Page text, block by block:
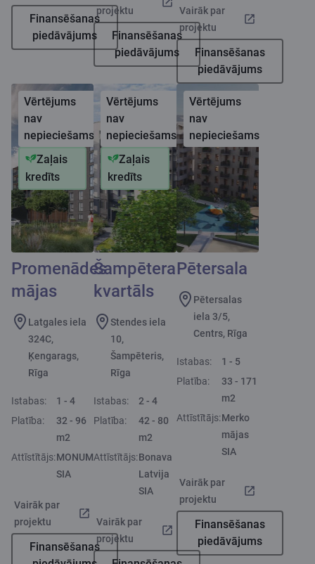
Finansēšanas
piedāvājums
projektu
Finansēšanas
piedāvājums
Vairāk par
projektu
Finansēšanas
piedāvājums
Vērtējums
nav
nepieciešams
Zaļais
kredīts
Promenādes
mājas
Latgales iela
324C,
Ķengarags,
Rīga
Istabas:
1 - 4
Platība:
32 - 96
m2
Attīstītājs:MONUM
SIA
Vairāk par
projektu
Finansēšanas
Vērtējums
nav
nepieciešams
Zaļais
kredīts
Šampētera
kvartāls
Stendes iela
10,
Šampēteris,
Rīga
Istabas:
2 - 4
Platība:
42 - 80
m2
Attīstītājs:Bonava
Latvija
SIA
Vairāk par
projektu
Vērtējums
nav
nepieciešams
Pētersala
Pētersalas
iela 3/5,
Centrs, Rīga
Istabas:
1 - 5
Platība:
33 - 171
m2
Attīstītājs:Merko
mājas
SIA
Vairāk par
projektu
Finansēšanas
piedāvājums